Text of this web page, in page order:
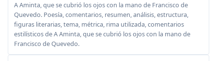
A Aminta, que se cubrió los ojos con la mano de Francisco de
Quevedo. Poesía, comentarios, resumen, análisis, estructura,
figuras literarias, tema, métrica, rima utilizada, comentarios
estilísticos de A Aminta, que se cubrió los ojos con la mano de
Francisco de Quevedo.